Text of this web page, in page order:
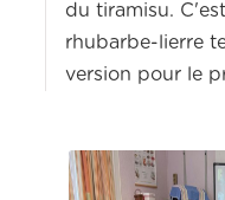
du tiramisu.
rhubarbe-lierre
version pour le